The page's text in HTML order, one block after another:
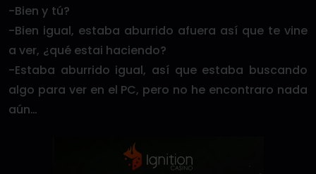
-Bien y tú?
-Bien igual, estaba aburrido afuera así que te vine
a ver, ¿qué estai haciendo?
-Estaba aburrido igual, así que estaba buscando
algo para ver en el PC, pero no he encontraro nada
aún…